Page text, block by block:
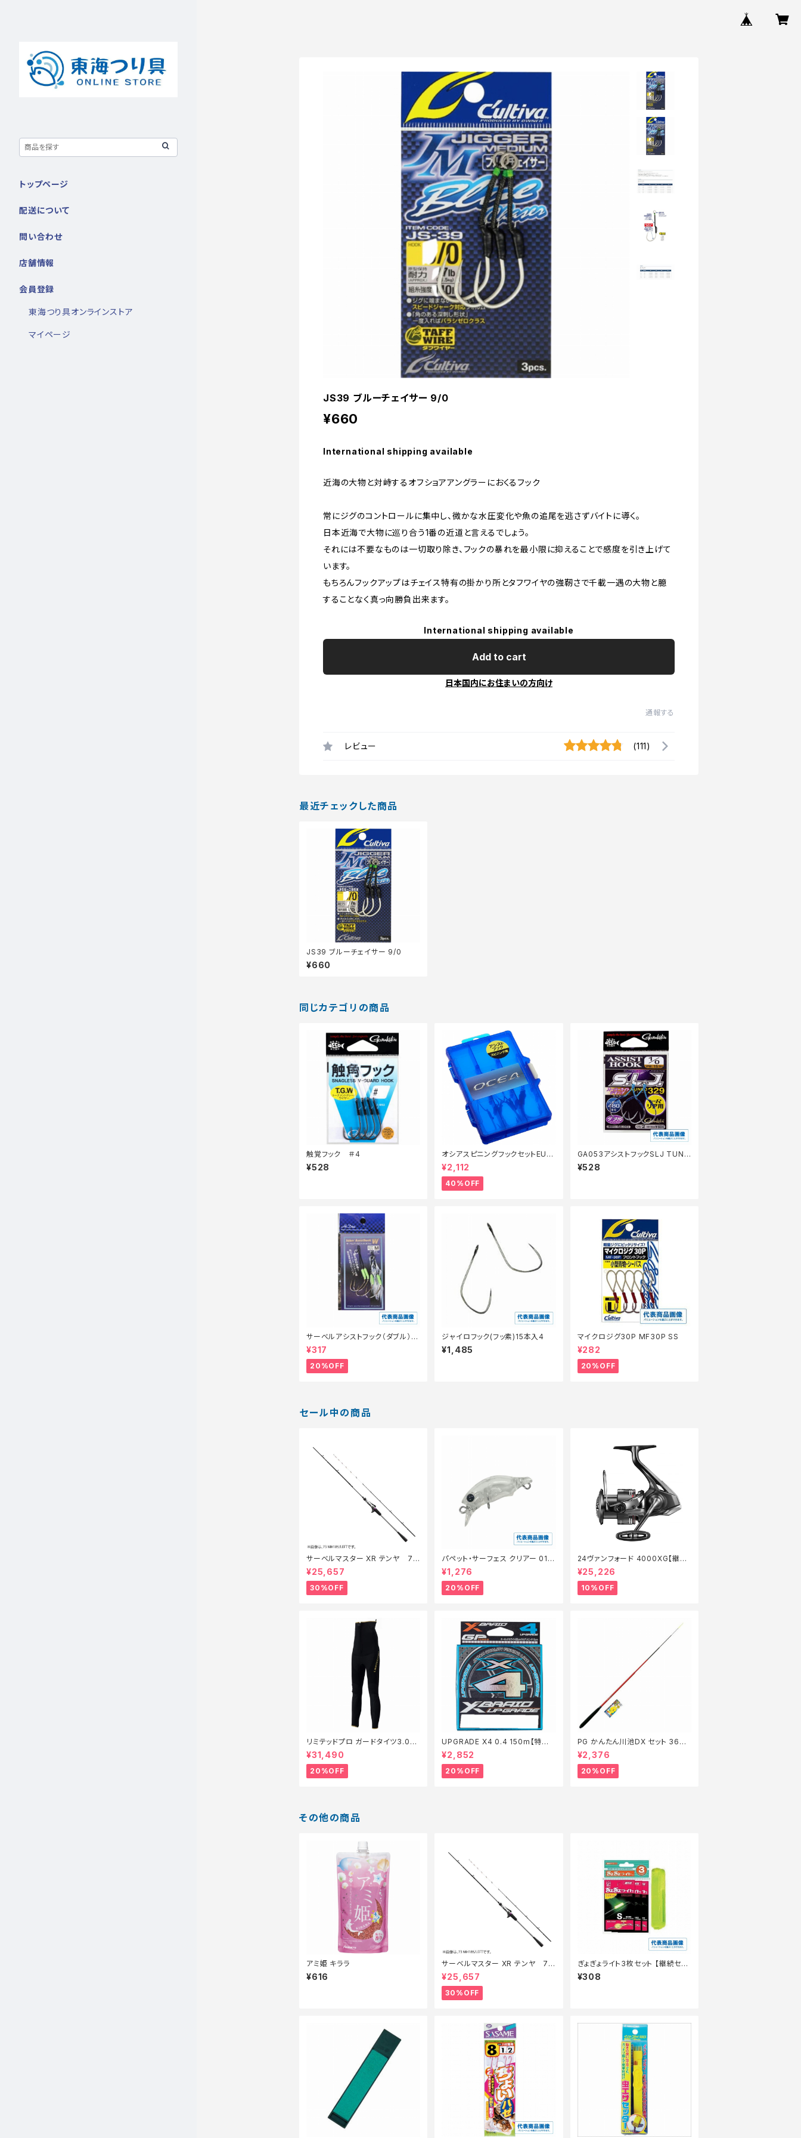
JS39 ブルーチェイサー 9/0
¥660
International shipping available
近海の大物と対峙するオフショアアングラーにおくるフック
常にジグのコントロールに集中し、微かな水圧変化や魚の追尾を逃さずバイトに導く。
日本近海で大物に巡り合う1番の近道と言えるでしょう。
それには不要なものは一切取り除き、フックの暴れを最小限に抑えることで感度を引き上げて
います。
もちろんフックアップはチェイス特有の掛かり所とタフワイヤの強靭さで千載一遇の大物と臆
することなく真っ向勝負出来ます。
International shipping available
Add to cart
日本国内にお住まいの方向け
通報する
レビュー (111)
最近チェックした商品
JS39 ブルーチェイサー 9/0
¥660
同じカテゴリの商品
触覚フック ＃4
¥528
オシアスピニングフックセットEU−J
03S 001【特価仕掛】【40】
¥2,112
40%OFF
GA053アシストフックSLJ TUNE
D329 TYPE R
¥528
サーベルアシストフック（ダブル）
【特価仕掛】【20】
¥317
20%OFF
ジャイロフック(フッ素)15本入4
¥1,485
マイクロジグ30P MF30P SS
¥282
20%OFF
セール中の商品
サーベルマスター XR テンヤ 73
MH 185R【特価ロッド】【30】
¥25,657
30%OFF
パペット・サーフェス クリアー 01
【特価ルアー】【20】
¥1,276
20%OFF
24ヴァンフォード 4000XG【継続
セール_リール】【10】
¥25,226
10%OFF
リミテッドプロ ガードタイツ3.0FI
−540X 黒 LB【特価装備】【20】
¥31,490
20%OFF
UPGRADE X4 0.4 150m【特価
仕掛】【20】
¥2,852
20%OFF
PG かんたん川池DX セット 360
【特価セット】【20】
¥2,376
20%OFF
その他の商品
アミ姫 キララ
¥616
サーベルマスター XR テンヤ 73
MH 185R【特価ロッド】【30】
¥25,657
30%OFF
ぎょぎょライト3枚セット 【継続セー
ル_装備】
¥308
トップページ
配送について
問い合わせ
店舗情報
会員登録
東海つり具オンラインストア
マイページ